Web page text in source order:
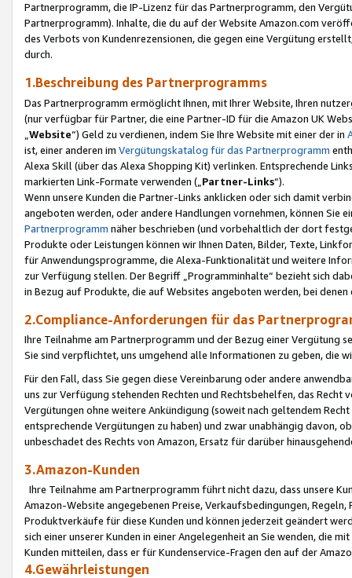
Partnerprogramm, die IP-Lizenz für das Partnerprogramm, den
Partnerprogramm). Inhalte, die du auf der Website Amazon.com
des Verbots von Kundenrezensionen, die gegen eine Vergütung
durch.
1.Beschreibung des Partnerprogramms
Das Partnerprogramm ermöglicht Ihnen, mit Ihrer Website, Ihren
(nur verfügbar für Partner, die eine Partner-ID für die Amazon UK
Website“) Geld zu verdienen, indem Sie Ihre Website mit einer der in
ist, einer anderen im Vergütungskatalog für das Partnerprogramm
Alexa Skill (über das Alexa Shopping Kit) verlinken. Entsprechende
markierten Link-Formate verwenden („ Partner-Links“).
Wenn unsere Kunden die Partner-Links anklicken oder sich damit
angeboten werden, oder andere Handlungen vornehmen, können Sie
Partnerprogramm näher beschrieben (und vorbehaltlich der dort
Produkte oder Leistungen können wir Ihnen Daten, Bilder, Texte,
für Anwendungsprogramme, die Alexa-Funktionalität und weitere
zur Verfügung stellen. Der Begriff „Programminhalte“ bezieht sich
in Bezug auf Produkte, die auf Websites angeboten werden, bei
2.Compliance-Anforderungen für das
Ihre Teilnahme am Partnerprogramm und der Bezug einer Vergütung
Sie sind verpflichtet, uns umgehend alle Informationen zu geben, die
Für den Fall, dass Sie gegen diese Vereinbarung oder andere
uns zur Verfügung stehenden Rechten und Rechtsbehelfen, das
Vergütungen ohne weitere Ankündigung (soweit nach geltendem
entsprechende Vergütungen zu haben) und zwar unabhängig davon,
unbeschadet des Rechts von Amazon, Ersatz für darüber
3.Amazon-Kunden
Ihre Teilnahme am Partnerprogramm führt nicht dazu, dass unsere
Amazon-Website angegebenen Preise, Verkaufsbedingungen,
Produktverkäufe für diese Kunden und können jederzeit geändert
sich einer unserer Kunden in einer Angelegenheit an Sie wenden, die
Kunden mitteilen, dass er für Kundenservice-Fragen den auf der
4.Gewährleistungen